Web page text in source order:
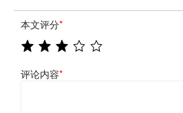
本文评分*
评论内容*